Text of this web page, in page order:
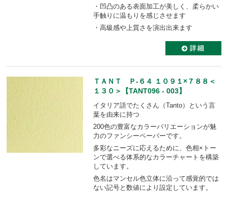
・凹凸のある表面加工が美しく、柔らかい
手触りに温もりを感じさせます
・高級感や上質さを演出出来ます
ＴＡＮＴ Ｐ-６４ １０９１×７８８＜
１３０＞【TANT096 - 003】
イタリア語でたくさん（Tanto）という言
葉を由来に持つ
200色の豊富なカラーバリエーションが魅
力のファンシーペーパーです。
多彩なニーズに応えるために、色相×トー
ンで選べる体系的なカラーチャートを構築
しています。
色名はマンセル色立体に沿って感覚的では
ない記号と数値により設定しています。